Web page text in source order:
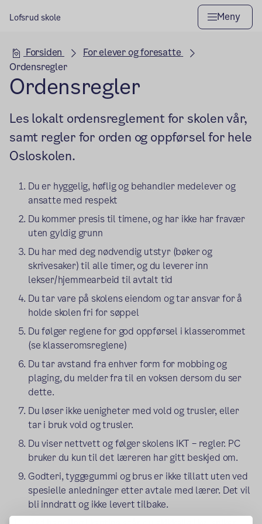
Lofsrud skole Meny
Hovedseksjon
Forsiden
For elever og foresatte
Ordensregler
Ordensregler
Les lokalt ordensreglement for skolen vår,
samt regler for orden og oppførsel for hele
Osloskolen.
Du er hyggelig, høflig og behandler medelever og
ansatte med respekt
Du kommer presis til timene, og har ikke har fravær
uten gyldig grunn
Du har med deg nødvendig utstyr (bøker og
skrivesaker) til alle timer, og du leverer inn
lekser/hjemmearbeid til avtalt tid
Du tar vare på skolens eiendom og tar ansvar for å
holde skolen fri for søppel
Du følger reglene for god oppførsel i klasserommet
(se klasseromsreglene)
Du tar avstand fra enhver form for mobbing og
plaging, du melder fra til en voksen dersom du ser
dette.
Du løser ikke uenigheter med vold og trusler, eller
tar i bruk vold og trusler.
Du viser nettvett og følger skolens IKT – regler. PC
bruker du kun til det læreren har gitt beskjed om.
Godteri, tyggegummi og brus er ikke tillatt uten ved
spesielle anledninger etter avtale med lærer. Det vil
bli inndratt og ikke levert tilbake.